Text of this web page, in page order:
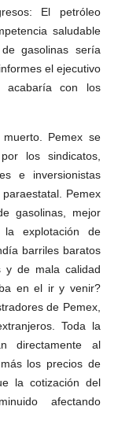
El petróleo
saludable
gasolinas sería
el ejecutivo
acabaría con los
Pemex se
los sindicatos,
e inversionistas
Pemex
gasolinas, mejor
la explotación de
barriles baratos
y de mala calidad
en el ir y venir?
de Pemex,
Toda la
directamente al
los precios de
la cotización del
afectando